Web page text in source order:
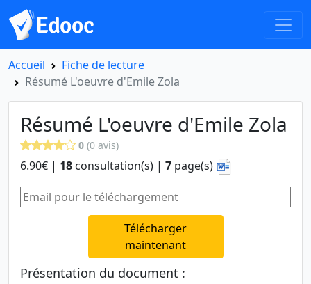
Accueil
Fiche de lecture
Résumé L'oeuvre d'Emile Zola
Résumé L'oeuvre d'Emile Zola
0 (0 avis)
6.90€ | 18 consultation(s) | 7 page(s)
Télécharger
maintenant
Présentation du document :